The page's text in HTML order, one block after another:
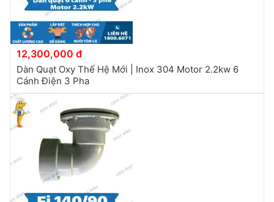
12,300,000 đ
Dàn Quạt Oxy Thế Hệ Mới | Inox 304 Motor 2.2kw 6
Cánh Điện 3 Pha